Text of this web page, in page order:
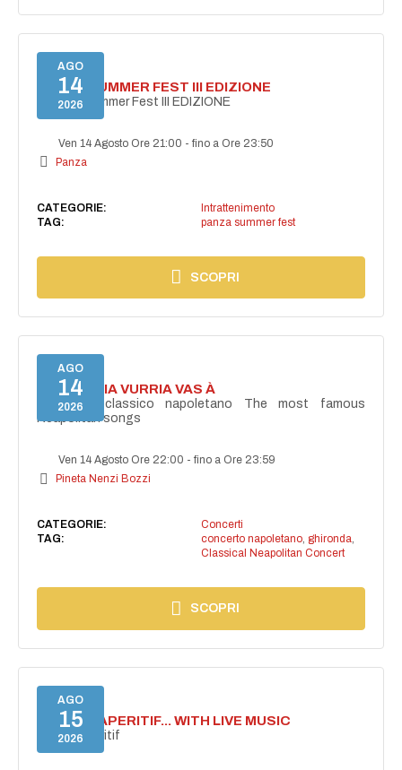
AGO
14
2026
PANZA SUMMER FEST III EDIZIONE
PANZA Summer Fest III EDIZIONE
Ven 14 Agosto Ore 21:00 -fino a Ore 23:50
Panza
CATEGORIE:
Intrattenimento
TAG:
panza summer fest
SCOPRI
AGO
14
2026
I'TE VURRIA VURRIA VAS À
Concerto classico napoletano The most famous
Neapolitan songs
Ven 14 Agosto Ore 22:00 -fino a Ore 23:59
Pineta Nenzi Bozzi
CATEGORIE:
Concerti
TAG:
concerto napoletano, ghironda,
Classical Neapolitan Concert
SCOPRI
AGO
15
2026
SECRET APERITIF... WITH LIVE MUSIC
Secret aperitif